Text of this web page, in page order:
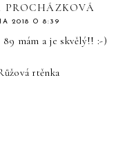
PROCHÁZKOVÁ
2018 O 8:39
mám a je skvělý!! :-)
rtěnka